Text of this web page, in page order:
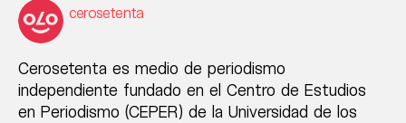
cerosetenta
Cerosetenta es medio de periodismo
independiente fundado en el Centro de Estudios
en Periodismo (CEPER) de la Universidad de los